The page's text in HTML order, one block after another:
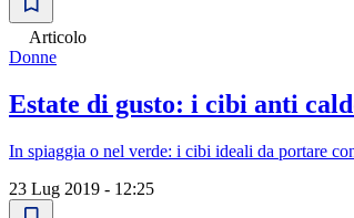
Articolo
Donne
Estate di gusto: i cibi anti
In spiaggia o nel verde: i cibi ideali da portare
23 Lug 2019 - 12:25